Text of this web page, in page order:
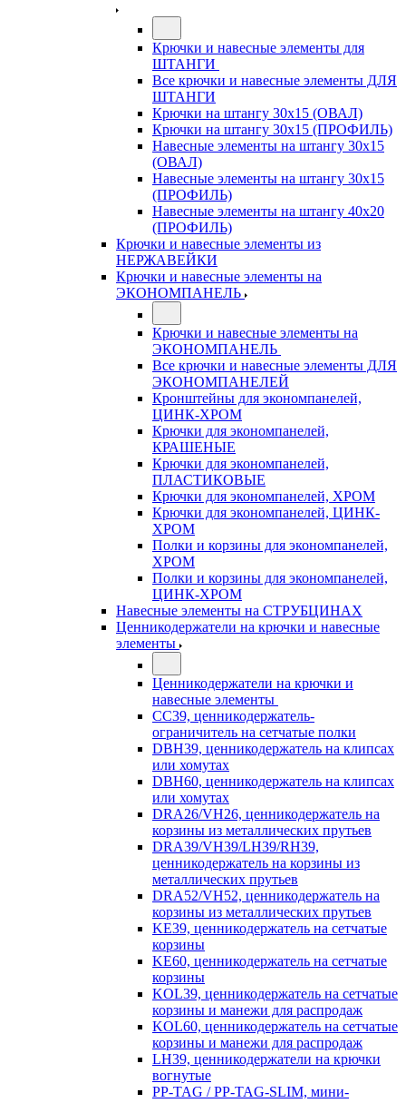
Крючки и навесные элементы для
ШТАНГИ
Все крючки и навесные элементы ДЛЯ
ШТАНГИ
Крючки на штангу 30х15 (ОВАЛ)
Крючки на штангу 30х15 (ПРОФИЛЬ)
Навесные элементы на штангу 30х15
(ОВАЛ)
Навесные элементы на штангу 30х15
(ПРОФИЛЬ)
Навесные элементы на штангу 40х20
(ПРОФИЛЬ)
Крючки и навесные элементы из
НЕРЖАВЕЙКИ
Крючки и навесные элементы на
ЭКОНОМПАНЕЛЬ
Крючки и навесные элементы на
ЭКОНОМПАНЕЛЬ
Все крючки и навесные элементы ДЛЯ
ЭКОНОМПАНЕЛЕЙ
Кронштейны для экономпанелей,
ЦИНК-ХРОМ
Крючки для экономпанелей,
КРАШЕНЫЕ
Крючки для экономпанелей,
ПЛАСТИКОВЫЕ
Крючки для экономпанелей, ХРОМ
Крючки для экономпанелей, ЦИНК-
ХРОМ
Полки и корзины для экономпанелей,
ХРОМ
Полки и корзины для экономпанелей,
ЦИНК-ХРОМ
Навесные элементы на СТРУБЦИНАХ
Ценникодержатели на крючки и навесные
элементы
Ценникодержатели на крючки и
навесные элементы
CC39, ценникодержатель-
ограничитель на сетчатые полки
DBH39, ценникодержатель на клипсах
или хомутах
DBH60, ценникодержатель на клипсах
или хомутах
DRA26/VH26, ценникодержатель на
корзины из металлических прутьев
DRA39/VH39/LH39/RH39,
ценникодержатель на корзины из
металлических прутьев
DRA52/VH52, ценникодержатель на
корзины из металлических прутьев
KE39, ценникодержатель на сетчатые
корзины
KE60, ценникодержатель на сетчатые
корзины
KOL39, ценникодержатель на сетчатые
корзины и манежи для распродаж
KOL60, ценникодержатель на сетчатые
корзины и манежи для распродаж
LH39, ценникодержатели на крючки
вогнутые
PP-TAG / PP-TAG-SLIM, мини-